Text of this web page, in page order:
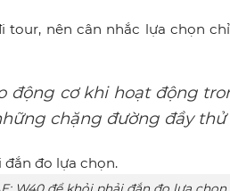
tour, nên cân nhắc lựa chọn
cơ khi hoạt động
chặng đường đầy thử
W40 để khỏi phải đắn đo lựa chọn.